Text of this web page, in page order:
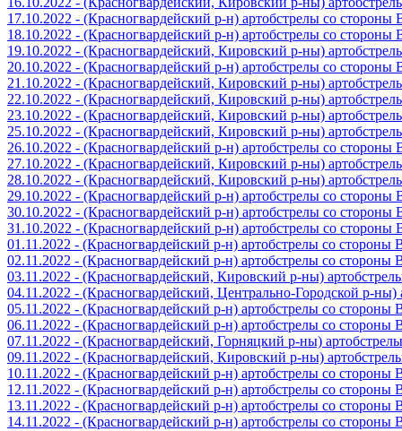
17.10.2022 - (Красногвардейский р-н) артобстрелы со
18.10.2022 - (Красногвардейский р-н) артобстрелы со
19.10.2022 - (Красногвардейский, Кировский р-ны)
20.10.2022 - (Красногвардейский р-н) артобстрелы со
21.10.2022 - (Красногвардейский, Кировский р-ны)
22.10.2022 - (Красногвардейский, Кировский р-ны)
23.10.2022 - (Красногвардейский, Кировский р-ны)
25.10.2022 - (Красногвардейский, Кировский р-ны)
26.10.2022 - (Красногвардейский р-н) артобстрелы со
27.10.2022 - (Красногвардейский, Кировский р-ны)
28.10.2022 - (Красногвардейский, Кировский р-ны)
29.10.2022 - (Красногвардейский р-н) артобстрелы со
30.10.2022 - (Красногвардейский р-н) артобстрелы со
31.10.2022 - (Красногвардейский р-н) артобстрелы со
01.11.2022 - (Красногвардейский р-н) артобстрелы со стороны
02.11.2022 - (Красногвардейский р-н) артобстрелы со стороны
03.11.2022 - (Красногвардейский, Кировский р-ны)
04.11.2022 - (Красногвардейский, Центрально-Городской р-
05.11.2022 - (Красногвардейский р-н) артобстрелы со стороны
06.11.2022 - (Красногвардейский р-н) артобстрелы со стороны
07.11.2022 - (Красногвардейский, Горняцкий р-ны)
09.11.2022 - (Красногвардейский, Кировский р-ны)
10.11.2022 - (Красногвардейский р-н) артобстрелы со стороны
12.11.2022 - (Красногвардейский р-н) артобстрелы со стороны
13.11.2022 - (Красногвардейский р-н) артобстрелы со стороны
14.11.2022 - (Красногвардейский р-н) артобстрелы со стороны